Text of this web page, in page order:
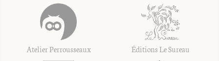
Atelier Perrousseaux Éditions Le Sureau